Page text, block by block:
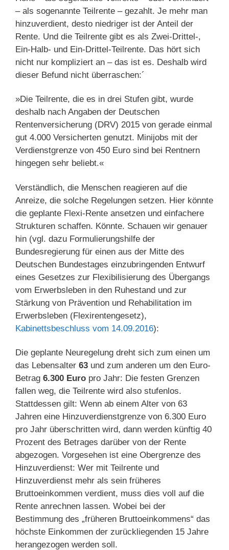
– als sogenannte Teilrente – gezahlt. Je mehr man
hinzuverdient, desto niedriger ist der Anteil der
Rente. Und die Teilrente gibt es als Zwei-Drittel-,
Ein-Halb- und Ein-Drittel-Teilrente. Das hört sich
nicht nur kompliziert an – das ist es. Deshalb wird
dieser Befund nicht überraschen:´
»Die Teilrente, die es in drei Stufen gibt, wurde
deshalb nach Angaben der Deutschen
Rentenversicherung (DRV) 2015 von gerade einmal
gut 4.000 Versicherten genutzt. Minijobs mit der
Verdienstgrenze von 450 Euro sind bei Rentnern
hingegen sehr beliebt.«
Verständlich, die Menschen reagieren auf die
Anreize, die solche Regelungen setzen. Hier könnte
die geplante Flexi-Rente ansetzen und einfachere
Strukturen schaffen. Könnte. Schauen wir genauer
hin (vgl. dazu Formulierungshilfe der
Bundesregierung für einen aus der Mitte des
Deutschen Bundestages einzubringenden Entwurf
eines Gesetzes zur Flexibilisierung des Übergangs
vom Erwerbsleben in den Ruhestand und zur
Stärkung von Prävention und Rehabilitation im
Erwerbsleben (Flexirentengesetz),
Kabinettsbeschluss vom 14.09.2016):
Die geplante Neuregelung dreht sich zum einen um
das Lebensalter 63 und zum anderen um den Euro-
Betrag 6.300 Euro pro Jahr: Die festen Grenzen
fallen weg, die Teilrente wird also stufenlos.
Stattdessen gilt: Wenn ab einem Alter von 63
Jahren eine Hinzuverdienstgrenze von 6.300 Euro
pro Jahr überschritten wird, dann werden künftig 40
Prozent des Betrages darüber von der Rente
abgezogen. Vorgesehen ist eine Obergrenze des
Hinzuverdienst: Wer mit Teilrente und
Hinzuverdienst mehr als sein früheres
Bruttoeinkommen verdient, muss dies voll auf die
Rente anrechnen lassen. Wobei bei der
Bestimmung des „früheren Bruttoeinkommens“ das
höchste Einkommen der zurückliegenden 15 Jahre
herangezogen werden soll.